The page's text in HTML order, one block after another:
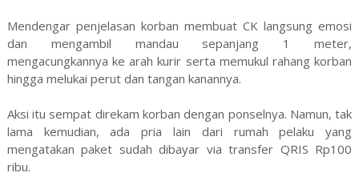
Mendengar penjelasan korban membuat CK langsung emosi
dan mengambil mandau sepanjang 1 meter,
mengacungkannya ke arah kurir serta memukul rahang korban
hingga melukai perut dan tangan kanannya.
Aksi itu sempat direkam korban dengan ponselnya. Namun, tak
lama kemudian, ada pria lain dari rumah pelaku yang
mengatakan paket sudah dibayar via transfer QRIS Rp100
ribu.